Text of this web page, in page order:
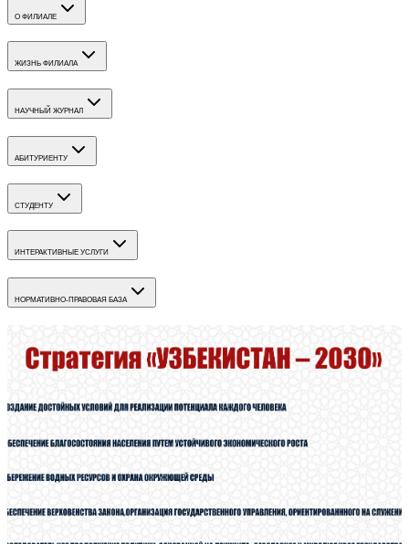
О ФИЛИАЛЕ
ЖИЗНЬ ФИЛИАЛА
НАУЧНЫЙ ЖУРНАЛ
АБИТУРИЕНТУ
СТУДЕНТУ
ИНТЕРАКТИВНЫЕ УСЛУГИ
НОРМАТИВНО-ПРАВОВАЯ БАЗА